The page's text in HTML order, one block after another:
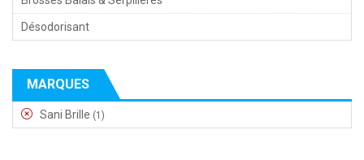
Désodorisant
MARQUES
Sani Brille (1)